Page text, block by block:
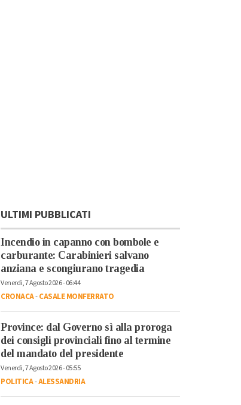
ULTIMI PUBBLICATI
Incendio in capanno con bombole e
carburante: Carabinieri salvano
anziana e scongiurano tragedia
Venerdì, 7 Agosto 2026 - 06:44
CRONACA-CASALE MONFERRATO
Province: dal Governo sì alla proroga
dei consigli provinciali fino al termine
del mandato del presidente
Venerdì, 7 Agosto 2026 - 05:55
POLITICA-ALESSANDRIA